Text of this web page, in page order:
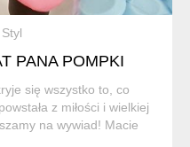
PANA POMPKI
się wszystko to, co
z miłości i wielkiej
na wywiad! Macie